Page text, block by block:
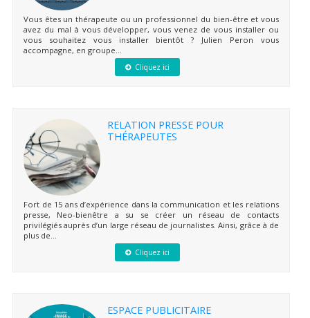
Vous êtes un thérapeute ou un professionnel du bien-être et vous
avez du mal à vous développer, vous venez de vous installer ou
vous souhaitez vous installer bientôt ? Julien Peron vous
accompagne, en groupe...
Cliquez ici
RELATION PRESSE POUR
THÉRAPEUTES
Fort de 15 ans d’expérience dans la communication et les relations
presse, Neo-bienêtre a su se créer un réseau de contacts
privilégiés auprès d’un large réseau de journalistes. Ainsi, grâce à de
plus de...
Cliquez ici
ESPACE PUBLICITAIRE